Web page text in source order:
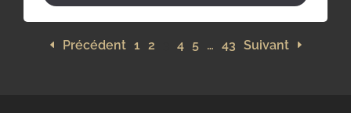
Précédent 1 2 4 5 … 43 Suivant